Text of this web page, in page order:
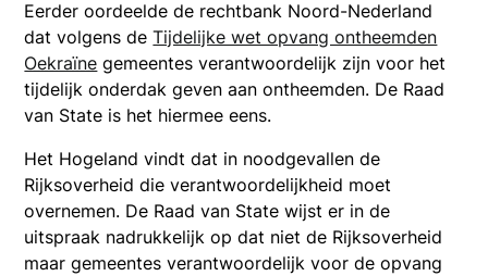
Eerder oordeelde de rechtbank Noord-Nederland
dat volgens deTijdelijke wet opvang ontheemden
Oekraïne gemeentes verantwoordelijk zijn voor het
tijdelijk onderdak geven aan ontheemden. De Raad
van State is het hiermee eens.
Het Hogeland vindt dat in noodgevallen de
Rijksoverheid die verantwoordelijkheid moet
overnemen. De Raad van State wijst er in de
uitspraak nadrukkelijk op dat niet de Rijksoverheid
maar gemeentes verantwoordelijk voor de opvang